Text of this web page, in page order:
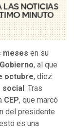
meses en su
, al que
octubre, diez
. Tras
CEP, que marcó
del presidente
es una